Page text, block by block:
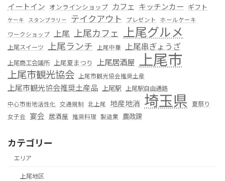
イートイン オンラインショップ カフェ キッチンカー ギフト
ケーキ スタンプラリー テイクアウト プレゼント
ホールケーキ
ワークショップ 上尾 上尾カフェ 上尾グルメ
上尾スイーツ 上尾ランチ 上尾中華 上尾串ぎょうざ
上尾商工会議所 上尾夏まつり 上尾居酒屋 上尾市
上尾市観光協会 上尾市観光協会推奨土産
上尾市観光協会推奨土産品 上尾駅 上尾駅自由通路
中心市街地活性化 交通規制 北上尾 地産地消 埼玉県 夏祭り
女子会 宴会 居酒屋 推奨料理 製造業 農政課
カテゴリー
エリア
上尾地区